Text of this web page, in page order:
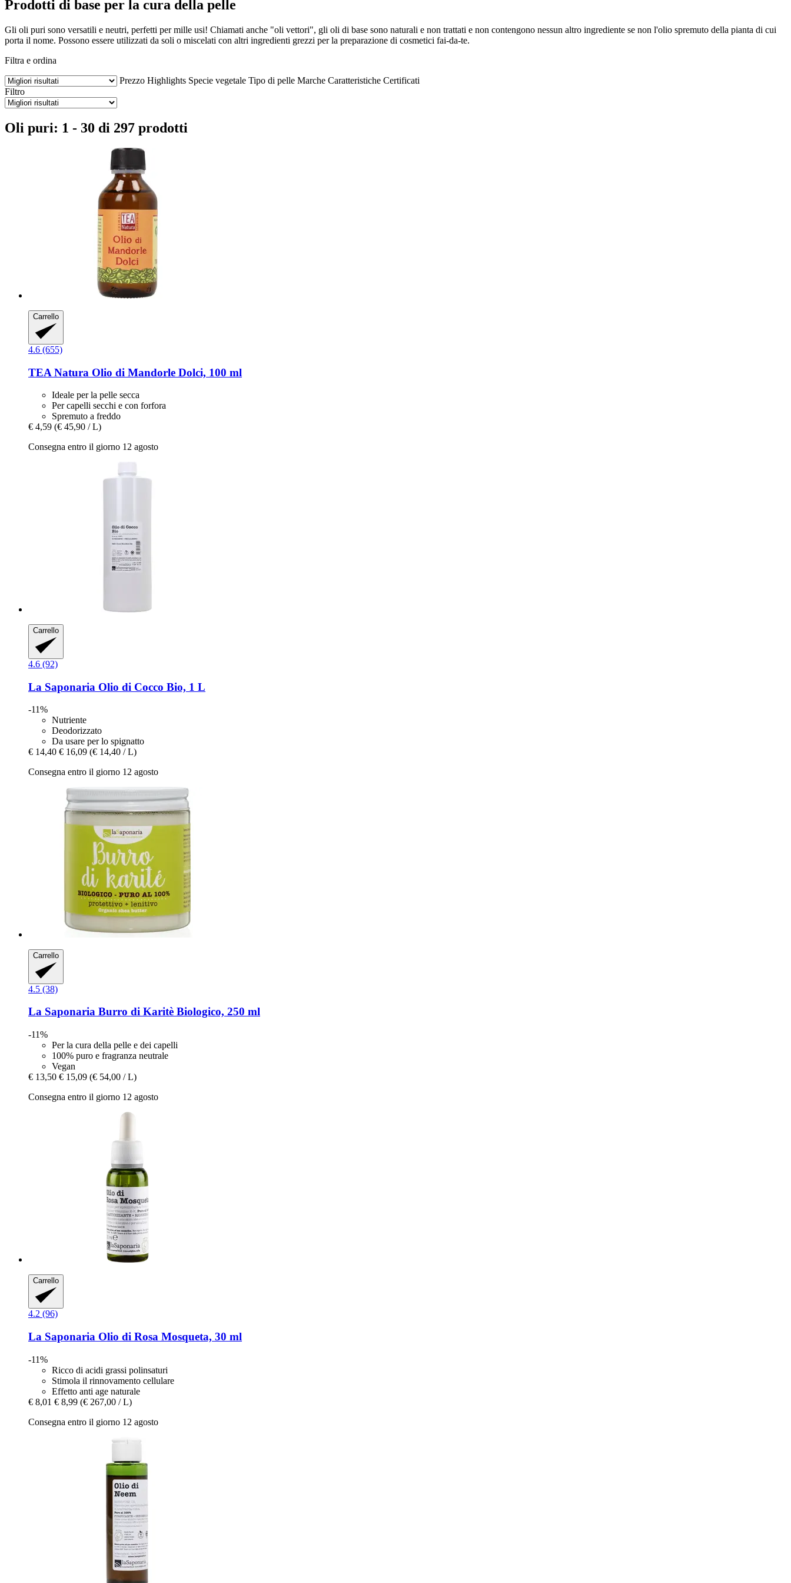
Prodotti di base per la cura della pelle
Gli oli puri sono versatili e neutri, perfetti per mille usi! Chiamati anche "oli vettori", gli oli di base sono naturali e non trattati e non contengono nessun altro ingrediente se non l'olio spremuto della pianta di cui
porta il nome. Possono essere utilizzati da soli o miscelati con altri ingredienti grezzi per la preparazione di cosmetici fai-da-te.
Filtra e ordina
Prezzo Highlights Specie vegetale Tipo di pelle Marche Caratteristiche Certificati
Filtro
Oli puri: 1 - 30 di 297 prodotti
Carrello
4.6 (655)
TEA Natura Olio di Mandorle Dolci, 100 ml
Ideale per la pelle secca
Per capelli secchi e con forfora
Spremuto a freddo
€ 4,59 (€ 45,90 / L)
Consegna entro il giorno 12 agosto
Carrello
4.6 (92)
La Saponaria Olio di Cocco Bio, 1 L
-11%
Nutriente
Deodorizzato
Da usare per lo spignatto
€ 14,40 € 16,09 (€ 14,40 / L)
Consegna entro il giorno 12 agosto
Carrello
4.5 (38)
La Saponaria Burro di Karitè Biologico, 250 ml
-11%
Per la cura della pelle e dei capelli
100% puro e fragranza neutrale
Vegan
€ 13,50 € 15,09 (€ 54,00 / L)
Consegna entro il giorno 12 agosto
Carrello
4.2 (96)
La Saponaria Olio di Rosa Mosqueta, 30 ml
-11%
Ricco di acidi grassi polinsaturi
Stimola il rinnovamento cellulare
Effetto anti age naturale
€ 8,01 € 8,99 (€ 267,00 / L)
Consegna entro il giorno 12 agosto